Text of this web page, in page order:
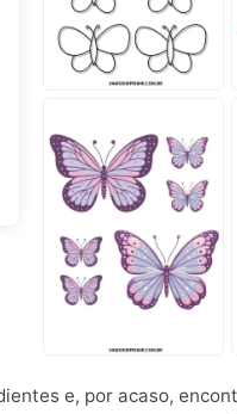
e, por acaso,